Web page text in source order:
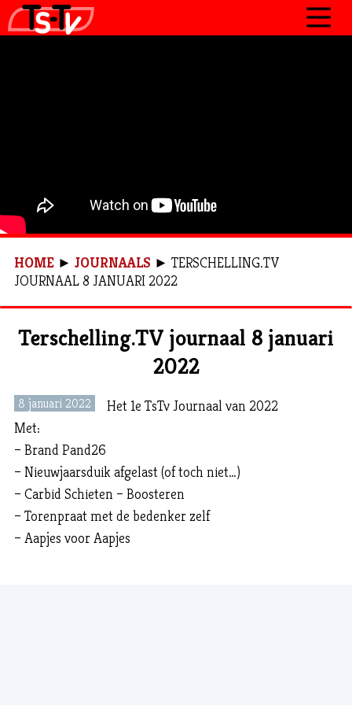
CONTACT
HOME► JOURNAALS ► TERSCHELLING.TV
JOURNAAL 8 JANUARI 2022
Terschelling.TV journaal 8 januari
2022
8 januari 2022
Het 1e TsTv Journaal van 2022
Met:
– Brand Pand26
– Nieuwjaarsduik afgelast (of toch niet…)
– Carbid Schieten – Boosteren
– Torenpraat met de bedenker zelf
– Aapjes voor Aapjes